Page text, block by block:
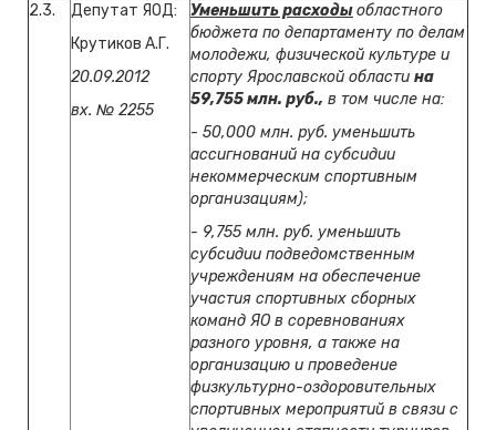
2.3.
Депутат ЯОД:
Крутиков А.Г.
20.09.2012
вх. № 2255
Уменьшить расходыобластного
бюджета по департаменту по делам
молодежи, физической культуре и
спорту Ярославской области на
59,755 млн. руб., в том числе на:
- 50,000 млн. руб. уменьшить
ассигнований на субсидии
некоммерческим спортивным
организациям);
- 9,755 млн. руб. уменьшить
субсидии подведомственным
учреждениям на обеспечение
участия спортивных сборных
команд ЯО в соревнованиях
разного уровня, а также на
организацию и проведение
физкультурно-оздоровительных
спортивных мероприятий в связи с